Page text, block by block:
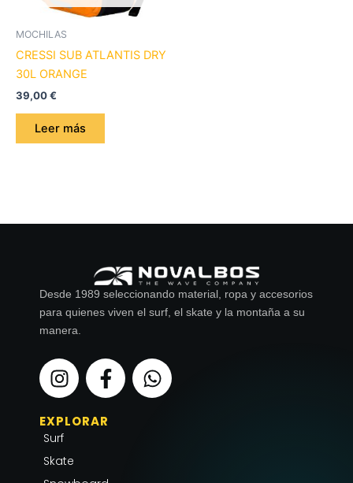
MOCHILAS
CRESSI SUB ATLANTIS DRY
30L ORANGE
39,00€
Leer más
Desde 1989 seleccionando material, ropa y accesorios
para quienes viven el surf, el skate y la montaña a su
manera.
I
n
s
t
a
g
F
a
c
e
W
h
a
EXPLORAR
Surf
Skate